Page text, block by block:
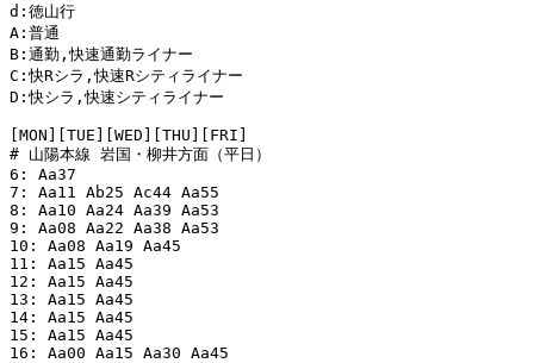
d:徳山行
A:普通
B:通勤,快速通勤ライナー
C:快Rシラ,快速Rシティライナー
D:快シラ,快速シティライナー
[MON][TUE][WED][THU][FRI]
# 山陽本線 岩国・柳井方面（平日）
6: Aa37
7: Aa11 Ab25 Ac44 Aa55
8: Aa10 Aa24 Aa39 Aa53
9: Aa08 Aa22 Aa38 Aa53
10: Aa08 Aa19 Aa45
11: Aa15 Aa45
12: Aa15 Aa45
13: Aa15 Aa45
14: Aa15 Aa45
15: Aa15 Aa45
16: Aa00 Aa15 Aa30 Aa45